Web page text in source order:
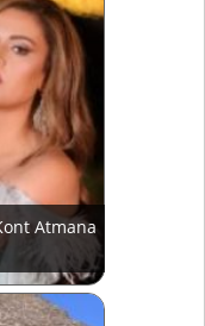
Atmana